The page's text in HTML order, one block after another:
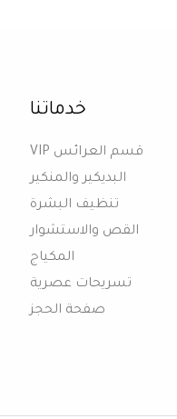
خدماتنا
قسم العرائس VIP
البديكير والمنكير
تنظيف البشرة
القص والاستشوار
المكياج
تسريحات عصرية
صفحة الحجز